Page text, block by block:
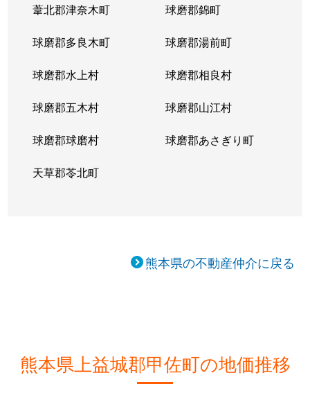
葦北郡津奈木町 球磨郡錦町
球磨郡多良木町 球磨郡湯前町
球磨郡水上村 球磨郡相良村
球磨郡五木村 球磨郡山江村
球磨郡球磨村 球磨郡あさぎり町
天草郡苓北町
熊本県の不動産仲介に戻る
熊本県上益城郡甲佐町の地価推移